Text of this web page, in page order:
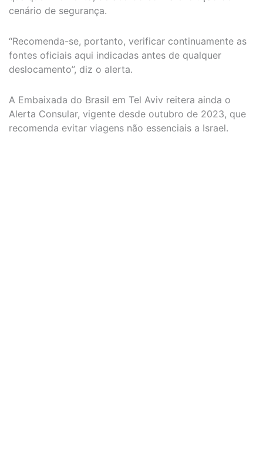
cenário de segurança.
“Recomenda-se, portanto, verificar continuamente as
fontes oficiais aqui indicadas antes de qualquer
deslocamento”, diz o alerta.
A Embaixada do Brasil em Tel Aviv reitera ainda o
Alerta Consular, vigente desde outubro de 2023, que
recomenda evitar viagens não essenciais a Israel.